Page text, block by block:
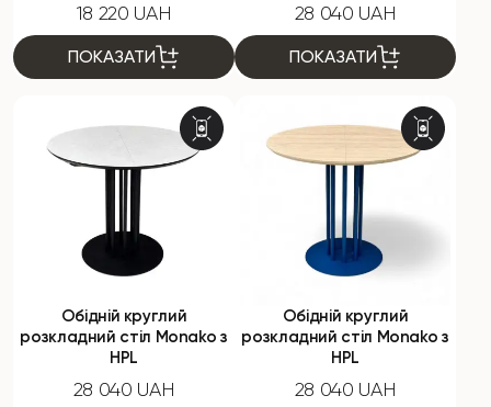
18 220 UAH
ПОКАЗАТИ
28 040 UAH
ПОКАЗАТИ
Обідній круглий
розкладний стіл Monako з
HPL
28 040 UAH
Обідній круглий
розкладний стіл Monako з
HPL
28 040 UAH